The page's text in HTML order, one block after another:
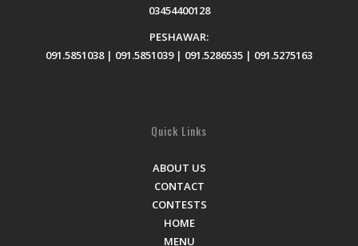
03454400128
PESHAWAR:
091.5851038 | 091.5851039 | 091.5286535 | 091.5275163
Quick Links
ABOUT US
CONTACT
CONTESTS
HOME
MENU